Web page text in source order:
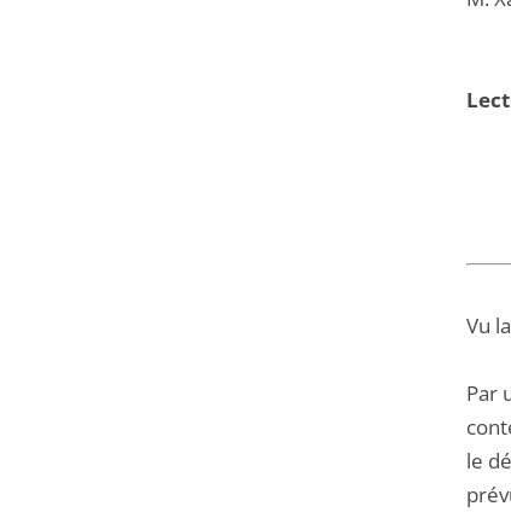
Vu
Par
le